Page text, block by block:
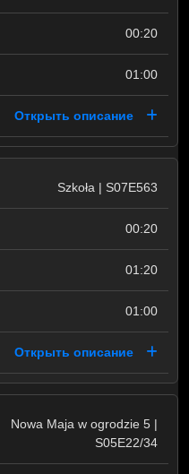
00:20
01:00
Открыть описание
Szkoła | S07E563
00:20
01:20
01:00
Открыть описание
Nowa Maja w ogrodzie 5 |
S05E22/34